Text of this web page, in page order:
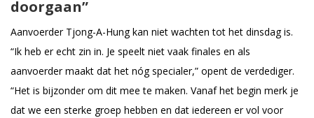
doorgaan”
Aanvoerder Tjong-A-Hung kan niet wachten tot het dinsdag is.
“Ik heb er echt zin in. Je speelt niet vaak finales en als
aanvoerder maakt dat het nóg specialer,” opent de verdediger.
“Het is bijzonder om dit mee te maken. Vanaf het begin merk je
dat we een sterke groep hebben en dat iedereen er vol voor